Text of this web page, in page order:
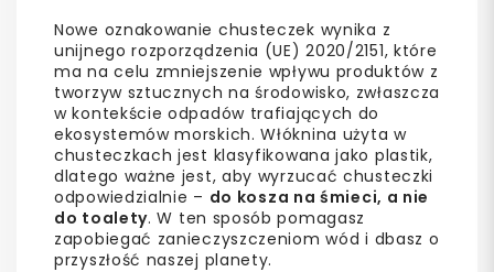
Nowe oznakowanie chusteczek wynika z
unijnego rozporządzenia (UE) 2020/2151, które
ma na celu zmniejszenie wpływu produktów z
tworzyw sztucznych na środowisko, zwłaszcza
w kontekście odpadów trafiających do
ekosystemów morskich. Włóknina użyta w
chusteczkach jest klasyfikowana jako plastik,
dlatego ważne jest, aby wyrzucać chusteczki
odpowiedzialnie – do kosza na śmieci, a nie
do toalety. W ten sposób pomagasz
zapobiegać zanieczyszczeniom wód i dbasz o
przyszłość naszej planety.